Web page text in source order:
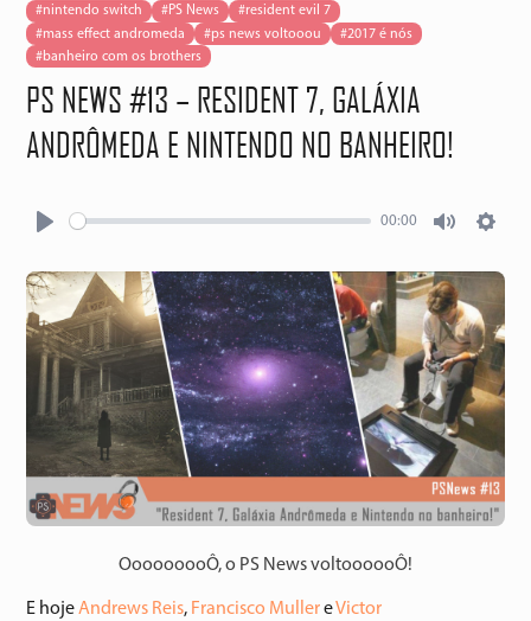
#nintendo switch #PS News
#resident evil 7
#mass effect andromeda
#ps news voltooou
#2017 é nós
#banheiro com os brothers
PS NEWS #13 – RESIDENT 7, GALÁXIA
ANDRÔMEDA E NINTENDO NO BANHEIRO!
00:00
OoooooooÔ, o PS News voltoooooÔ!
E hojeAndrews Reis, Francisco MullereVictor